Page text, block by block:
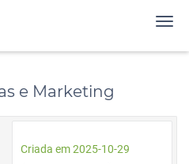
e Marketing
Criada em 2025-10-29